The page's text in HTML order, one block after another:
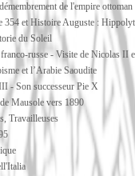
de l'empire ottoman
354 et Histoire Auguste :
du Soleil
russe - Visite de Nicolas II
et l’Arabie Saoudite
- Son successeur Pie X
Mausole vers 1890
Travailleuses